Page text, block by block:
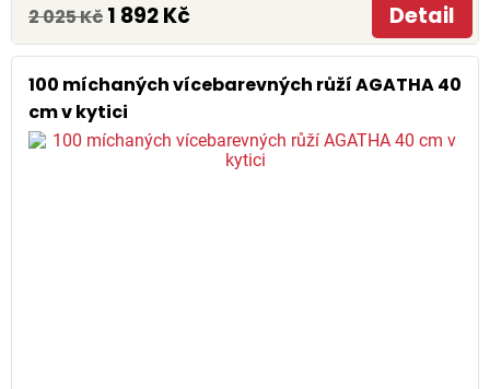
2 025 Kč 1 892 Kč Detail
100 míchaných vícebarevných růží AGATHA 40
cm v kytici